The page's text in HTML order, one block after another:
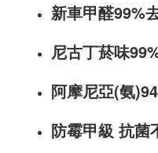
新車甲醛99%
尼古丁菸味
阿摩尼亞(氨
防霉甲級 抗菌